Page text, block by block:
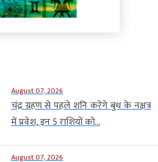
August 07, 2026
चंद्र ग्रहण से पहले शनि करेंगे बुध के नक्षत्र
में प्रवेश, इन 5 राशियों को...
August 07, 2026